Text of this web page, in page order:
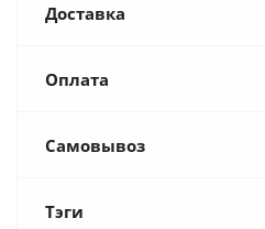
Доставка
Оплата
Самовывоз
Тэги